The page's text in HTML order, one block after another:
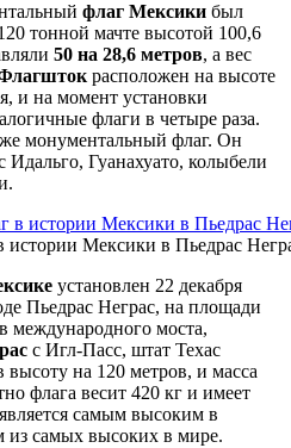
флаг Мексики был
тонной мачте высотой 100,6
50 на 28,6 метров, а вес
расположен на высоте
и на момент установки
флаги в четыре раза.
монументальный флаг. Он
Идальго, Гуанахуато, колыбели
Мексики в Пьедрас
установлен 22 декабря
Пьедрас Неграс, на площади
международного моста,
с Игл-Пасс, штат Техас
на 120 метров, и масса
флага весит 420 кг и имеет
самым высоким в
самых высоких в мире.